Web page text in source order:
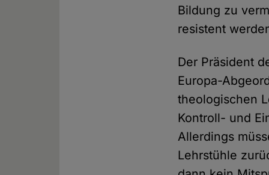
Bildung zu
resistent
Der Präsident
Europa-
theologischen
Kontroll- und
Allerdings
Lehrstühle